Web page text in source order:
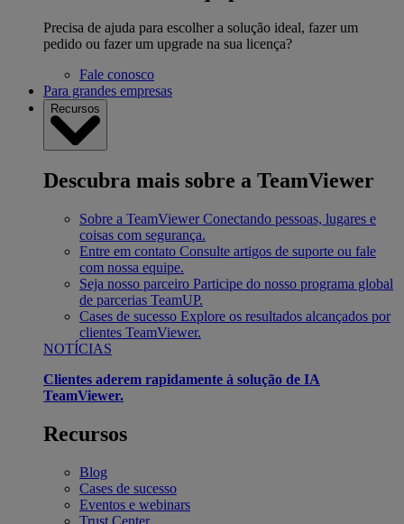
Precisa de ajuda para escolher a solução ideal, fazer um
pedido ou fazer um upgrade na sua licença?
Fale conosco
Para grandes empresas
Recursos
Descubra mais sobre a TeamViewer
Sobre a TeamViewer Conectando pessoas, lugares e
coisas com segurança.
Entre em contato Consulte artigos de suporte ou fale
com nossa equipe.
Seja nosso parceiro Participe do nosso programa global
de parcerias TeamUP.
Cases de sucesso Explore os resultados alcançados por
clientes TeamViewer.
NOTÍCIAS
Clientes aderem rapidamente à solução de IA
TeamViewer.
Recursos
Blog
Cases de sucesso
Eventos e webinars